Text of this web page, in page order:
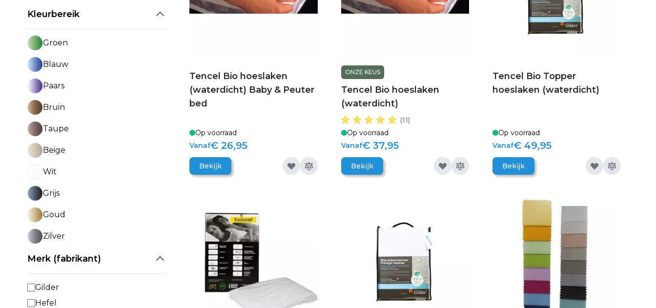
Kleurbereik
Groen
Blauw
Paars
Bruin
Taupe
Beige
Wit
Grijs
Goud
Zilver
Merk (fabrikant)
Gilder
Hefel
Tencel Bio hoeslaken
(waterdicht) Baby & Peuter
bed
Op voorraad
Vanaf€ 26,95
Bekijk
ONZE KEUS
Tencel Bio hoeslaken
(waterdicht)
(11)
Op voorraad
Vanaf€ 37,95
Bekijk
Tencel Bio Topper
hoeslaken (waterdicht)
Op voorraad
Vanaf€ 49,95
Bekijk